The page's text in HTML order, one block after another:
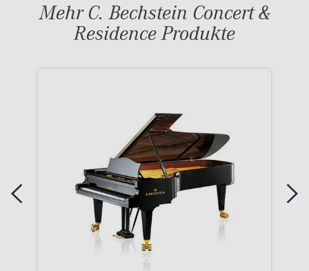
Mehr C. Bechstein Concert &
Residence Produkte